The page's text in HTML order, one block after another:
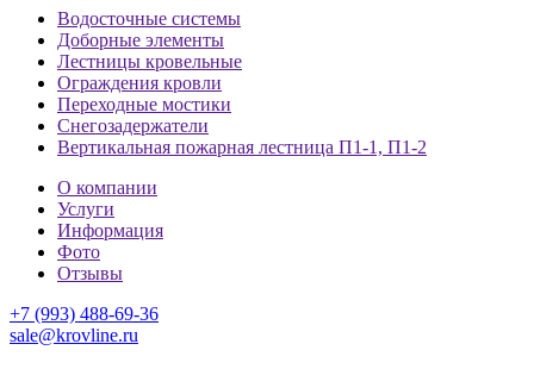
Водосточные системы
Доборные элементы
Лестницы кровельные
Ограждения кровли
Переходные мостики
Снегозадержатели
Вертикальная пожарная лестница П1-1, П1-2
О компании
Услуги
Информация
Фото
Отзывы
+7 (993) 488-69-36
sale@krovline.ru